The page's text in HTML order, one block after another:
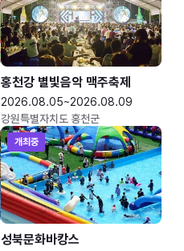
홍천강 별빛음악 맥주축제
2026.08.05~2026.08.09
강원특별자치도 홍천군
개최중
성북문화바캉스